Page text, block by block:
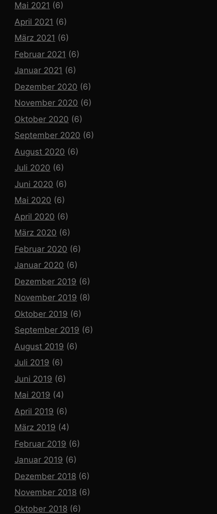
Mai 2021 (6)
April 2021 (6)
März 2021 (6)
Februar 2021 (6)
Januar 2021 (6)
Dezember 2020 (6)
November 2020 (6)
Oktober 2020 (6)
September 2020 (6)
August 2020 (6)
Juli 2020 (6)
Juni 2020 (6)
Mai 2020 (6)
April 2020 (6)
März 2020 (6)
Februar 2020 (6)
Januar 2020 (6)
Dezember 2019 (6)
November 2019 (8)
Oktober 2019 (6)
September 2019 (6)
August 2019 (6)
Juli 2019 (6)
Juni 2019 (6)
Mai 2019 (4)
April 2019 (6)
März 2019 (4)
Februar 2019 (6)
Januar 2019 (6)
Dezember 2018 (6)
November 2018 (6)
Oktober 2018 (6)